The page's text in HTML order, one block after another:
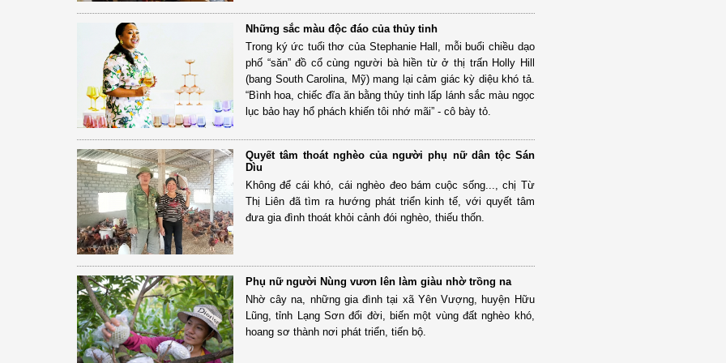
Những sắc màu độc đáo của thủy tinh
Trong ký ức tuổi thơ của Stephanie Hall, mỗi buổi chiều dạo
phố “săn” đồ cổ cùng người bà hiền từ ở thị trấn Holly Hill
(bang South Carolina, Mỹ) mang lại cảm giác kỳ diệu khó tả.
“Bình hoa, chiếc đĩa ăn bằng thủy tinh lấp lánh sắc màu ngọc
lục bảo hay hổ phách khiến tôi nhớ mãi” - cô bày tỏ.
Quyết tâm thoát nghèo của người phụ nữ dân tộc Sán
Dìu
Không để cái khó, cái nghèo đeo bám cuộc sống..., chị Từ
Thị Liên đã tìm ra hướng phát triển kinh tế, với quyết tâm
đưa gia đình thoát khỏi cảnh đói nghèo, thiếu thốn.
Phụ nữ người Nùng vươn lên làm giàu nhờ trồng na
Nhờ cây na, những gia đình tại xã Yên Vượng, huyện Hữu
Lũng, tỉnh Lạng Sơn đổi đời, biến một vùng đất nghèo khó,
hoang sơ thành nơi phát triển, tiến bộ.